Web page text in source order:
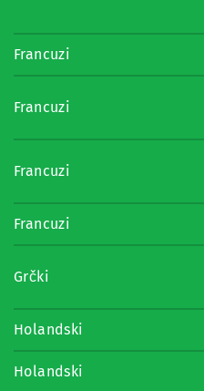
Francuzi
Francuzi
Francuzi
Francuzi
Grčki
Holandski
Holandski